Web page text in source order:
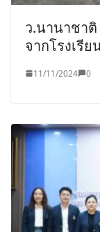
ว.นานาชา
จากโรงเรี
11/11/2024 0